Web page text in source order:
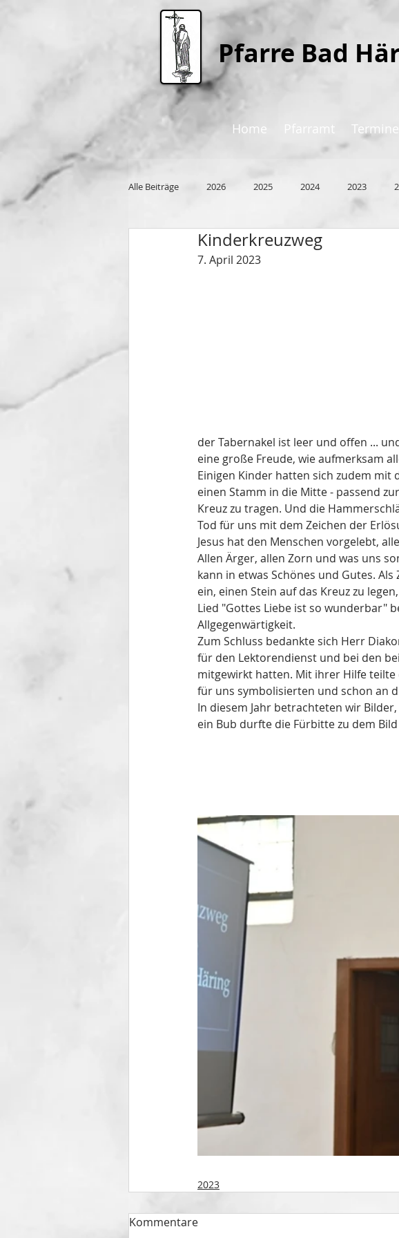
Pfarre Bad
Home Pfarramt Termine
Alle Beiträge 2026 2025 2024 2023
Kinderkreuzweg
7. April 2023
der Tabernakel ist leer und offen ...
eine große Freude, wie aufmerksam
Einigen Kinder hatten sich zudem
einen Stamm in die Mitte - passend
Kreuz zu tragen. Und die
Tod für uns mit dem Zeichen der
Jesus hat den Menschen vorgelebt,
Allen Ärger, allen Zorn und was uns
kann in etwas Schönes und Gutes.
ein, einen Stein auf das Kreuz zu
Lied "Gottes Liebe ist so wunderbar"
Allgegenwärtigkeit.
Zum Schluss bedankte sich Herr
für den Lektorendienst und bei den
mitgewirkt hatten. Mit ihrer Hilfe teilte
für uns symbolisierten und schon an
In diesem Jahr betrachteten wir
ein Bub durfte die Fürbitte zu dem
2023
Kommentare